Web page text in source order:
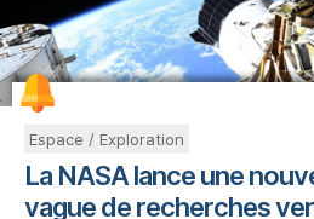
Espace / Exploration
La NASA lance une
vague de recherches